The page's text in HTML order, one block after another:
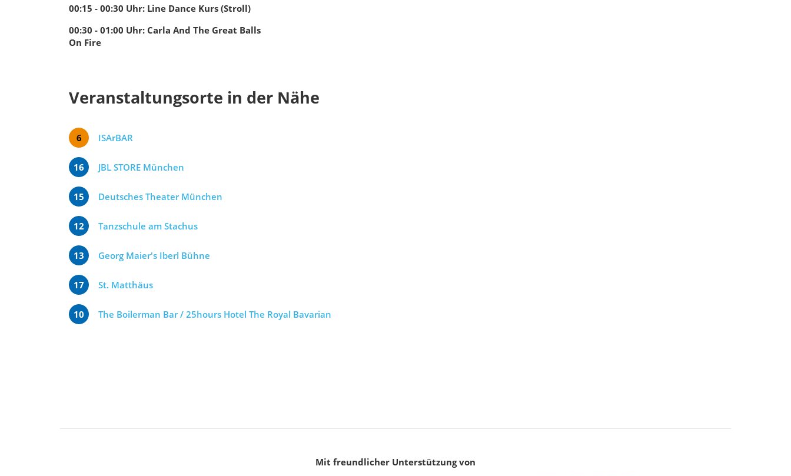
00:15 - 00:30 Uhr: Line Dance Kurs (Stroll)
00:30 - 01:00 Uhr: Carla And The Great Balls
On Fire
Veranstaltungsorte in der Nähe
6 ISArBAR
16 JBL STORE München
15 Deutsches Theater München
12 Tanzschule am Stachus
13 Georg Maier's Iberl Bühne
17 St. Matthäus
10 The Boilerman Bar / 25hours Hotel The Royal Bavarian
Mit freundlicher Unterstützung von